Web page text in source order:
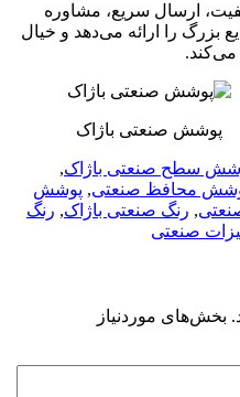
ارسال سریع، مشاوره
را ارائه می‌دهد و خیال
می‌کند.
پوشش صنعتی باژاک
سطح صنعتی باژاک,
محافظ صنعتی, پوشش
, رنگ صنعتی باژاک, رنگ
صنعتی
بخش‌های موردنیاز